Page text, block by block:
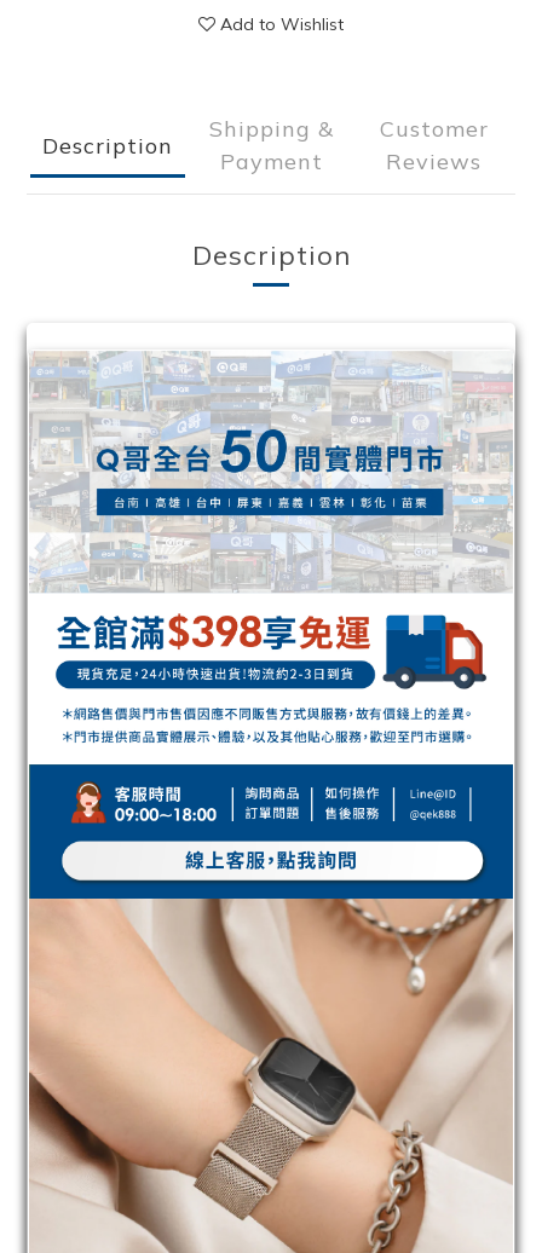
Add to Wishlist
Description
Shipping &
Payment
Customer
Reviews
Description